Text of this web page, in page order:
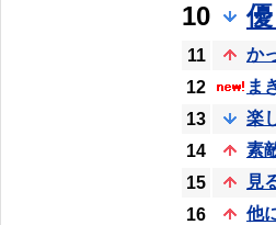
10
11
か
12
ま
13
楽
14
素
15
見
16
他